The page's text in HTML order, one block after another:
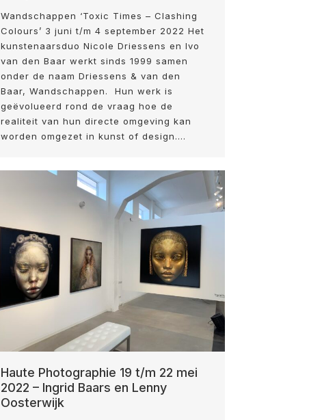
Wandschappen ‘Toxic Times – Clashing
Colours’ 3 juni t/m 4 september 2022 Het
kunstenaarsduo Nicole Driessens en Ivo
van den Baar werkt sinds 1999 samen
onder de naam Driessens & van den
Baar, Wandschappen. Hun werk is
geëvolueerd rond de vraag hoe de
realiteit van hun directe omgeving kan
worden omgezet in kunst of design.…
Haute Photographie 19 t/m 22 mei
2022 – Ingrid Baars en Lenny
Oosterwijk